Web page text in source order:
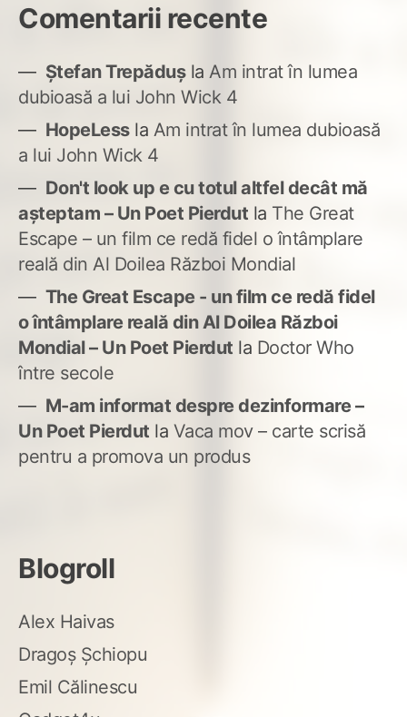
Comentarii recente
Ștefan Trepădușla Am intrat în lumea
dubioasă a lui John Wick 4
HopeLessla Am intrat în lumea dubioasă
a lui John Wick 4
Don't look up e cu totul altfel decât mă
așteptam – Un Poet Pierdut la The Great
Escape – un film ce redă fidel o întâmplare
reală din Al Doilea Război Mondial
The Great Escape - un film ce redă fidel
o întâmplare reală din Al Doilea Război
Mondial – Un Poet Pierdut la Doctor Who
între secole
M-am informat despre dezinformare –
Un Poet Pierdut la Vaca mov – carte scrisă
pentru a promova un produs
Blogroll
Alex Haivas
Dragoș Șchiopu
Emil Călinescu